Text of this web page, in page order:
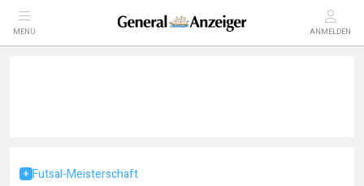
MENÜ ANMELDEN
Futsal-Meisterschaft